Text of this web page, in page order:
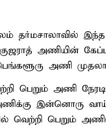
தர்மசாலாவில்
அணியின்
அணி
பெறும் அணி
இன்னொரு
வெற்றி பெறும்